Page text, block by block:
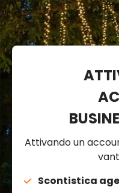
Attivando un
Scontistica